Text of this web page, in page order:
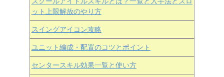
ット上限解放のやり方
スイングアイコン攻略
ユニット編成・配置のコツとポイント
センタースキル効果一覧と使い方